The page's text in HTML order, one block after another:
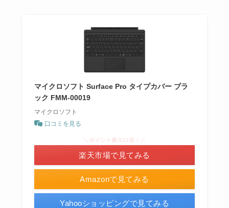
マイクロソフト Surface Pro タイプカバー ブラ
ック FMM-00019
マイクロソフト
口コミを見る
Amazonで見てみる
＼ポイント最大11倍！／
楽天市場で見てみる
Yahooショッピングで見てみる